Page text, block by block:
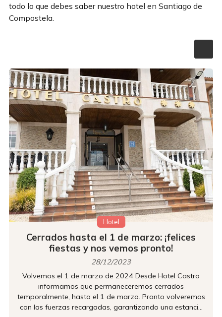
todo lo que debes saber nuestro hotel en Santiago de
Compostela.
Cerrados hasta el 1 de marzo: ¡felices
fiestas y nos vemos pronto!
28/12/2023
Hotel
Volvemos el 1 de marzo de 2024 Desde Hotel Castro
informamos que permaneceremos cerrados
temporalmente, hasta el 1 de marzo. Pronto volveremos
con las fuerzas recargadas, garantizando una estancia